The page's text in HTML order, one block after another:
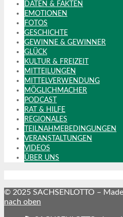
DATEN & FAKTEN
EMOTIONEN
FOTOS
GESCHICHTE
GEWINNE & GEWINNER
GLÜCK
KULTUR & FREIZEIT
MITTEILUNGEN
MITTELVERWENDUNG
MÖGLICHMACHER
PODCAST
RAT & HILFE
REGIONALES
TEILNAHMEBEDINGUNGEN
VERANSTALTUNGEN
VIDEOS
ÜBER UNS
© 2025 SACHSENLOTTO –
nach oben